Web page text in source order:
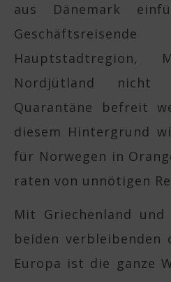
aus Dänemark
Hauptstadtregion,
Nordjütland
Quarantäne befreit
diesem Hintergrund
für Norwegen in
raten von unnötigen
Mit Griechenland
beiden verbleibenden
Europa ist die ganze